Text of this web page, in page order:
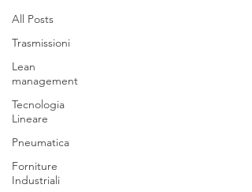
All Posts
Trasmissioni
Lean
management
Tecnologia
Lineare
Pneumatica
Forniture
Industriali